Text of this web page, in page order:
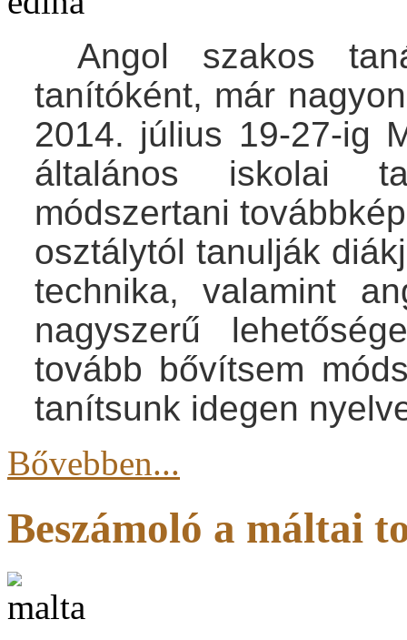
Angol szakos
tanítóként, már
2014. július 19-27-ig
általános iskolai
módszertani
osztálytól tanulják
technika, valamint
nagyszerű
tovább bővítsem
tanítsunk idegen
Bővebben...
Beszámoló a máltai